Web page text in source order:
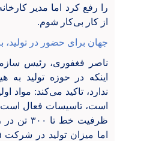
را رفع کرد اما مدیر
از کار بی‌کار شوم.
جهان برای حضور در تولید،
ناصر فغفوری، رئیس
اینکه در حوزه تولید
ندارد، تاکید می‌کند: مواد
است، تاسیسات فعال
ظرفیت خط